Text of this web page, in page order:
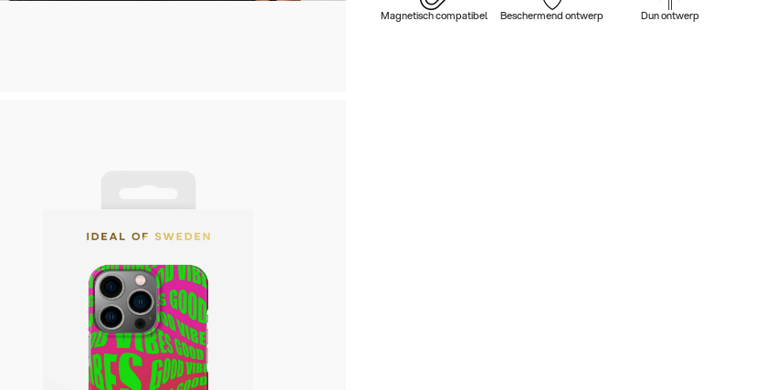
Magnetisch compatibel Beschermend ontwerp Dun ontwerp